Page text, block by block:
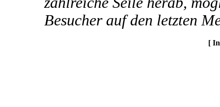
Besucher auf den letzten
[